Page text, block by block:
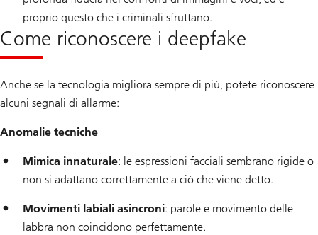
proprio questo che i criminali sfruttano.
Come riconoscere i deepfake
Anche se la tecnologia migliora sempre di più, potete riconoscere
alcuni segnali di allarme:
Anomalie tecniche
Mimica innaturale: le espressioni facciali sembrano rigide o
non si adattano correttamente a ciò che viene detto.
Movimenti labiali asincroni: parole e movimento delle
labbra non coincidono perfettamente.